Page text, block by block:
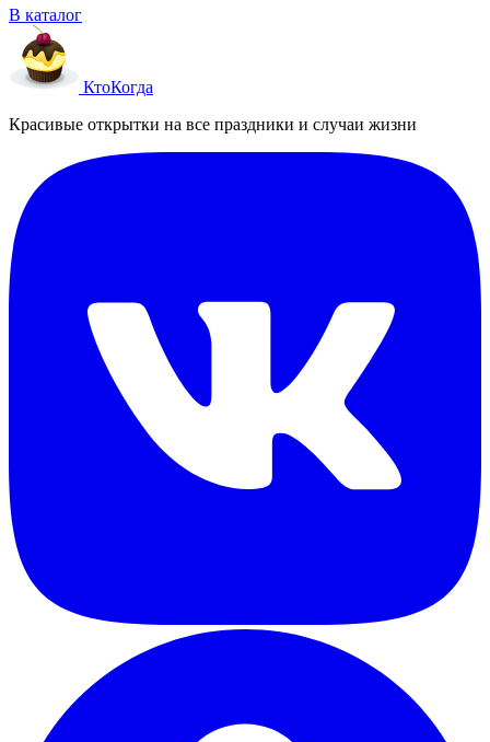
В каталог
КтоКогда
Красивые открытки на все праздники и случаи жизни